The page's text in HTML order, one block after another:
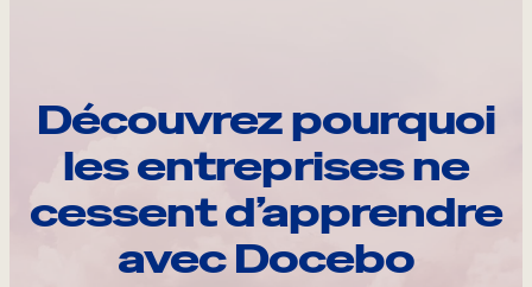
Découvrez pourquoi
les entreprises ne
cessent d’apprendre
avec Docebo